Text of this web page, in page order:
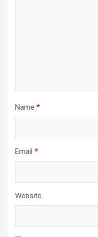
Name *
Email *
Website